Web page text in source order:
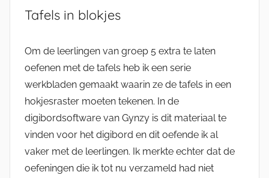
Tafels in blokjes
Om de leerlingen van groep 5 extra te laten
oefenen met de tafels heb ik een serie
werkbladen gemaakt waarin ze de tafels in een
hokjesraster moeten tekenen. In de
digibordsoftware van Gynzy is dit materiaal te
vinden voor het digibord en dit oefende ik al
vaker met de leerlingen. Ik merkte echter dat de
oefeningen die ik tot nu verzameld had niet